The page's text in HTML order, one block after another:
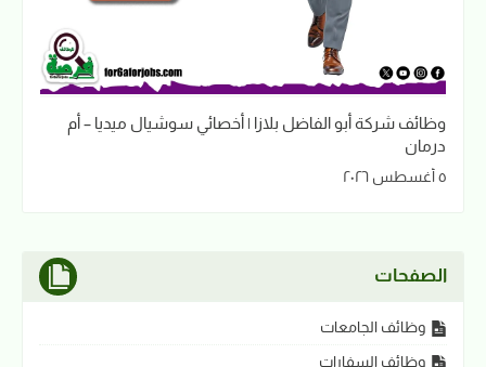
وظائف شركة أبو الفاضل بلازا | أخصائي سوشيال ميديا – أم
درمان
٥ أغسطس ٢٠٢٦
الصفحات
وظائف الجامعات
وظائف السفارات